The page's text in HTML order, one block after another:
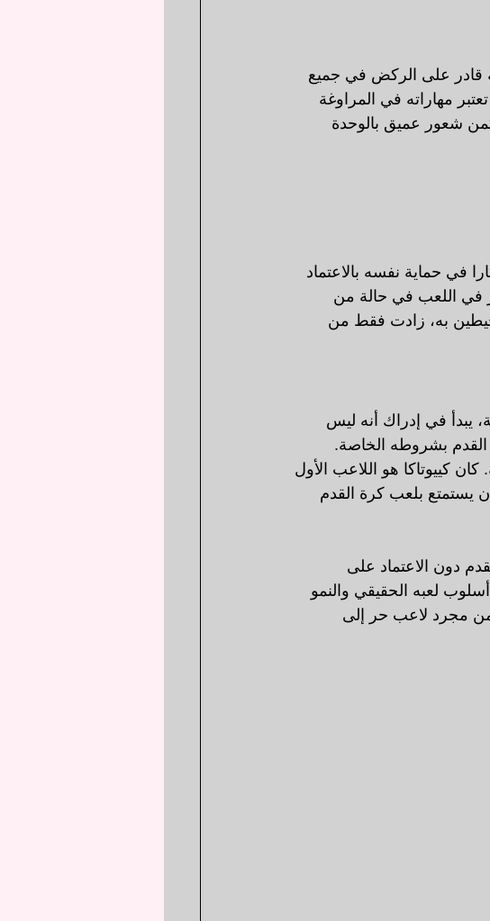
قادر على الركض في جميع
مهاراته في المراوغة
شعور عميق بالوحدة
في حماية نفسه بالاعتماد
في اللعب في حالة من
به، زادت فقط من
يبدأ في إدراك أنه ليس
بشروطه الخاصة.
كييوتاكا هو اللاعب الأول
يستمتع بلعب كرة القدم
دون الاعتماد على
لعبه الحقيقي والنمو
من مجرد لاعب حر إلى